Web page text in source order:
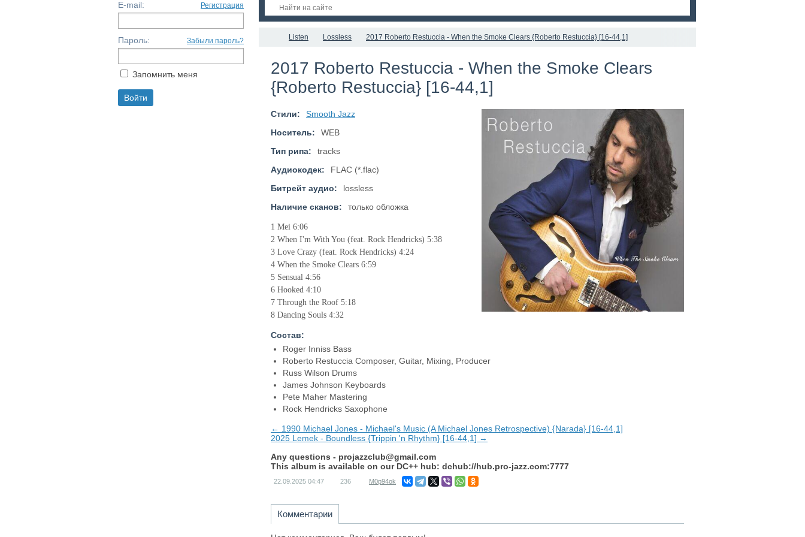
Listen Lossless 2017 Roberto Restuccia - When the Smoke Clears {Roberto Restuccia} [16-44,1]
2017 Roberto Restuccia - When the Smoke Clears
{Roberto Restuccia} [16-44,1]
Стили:
Smooth Jazz
Носитель:
WEB
Тип рипа:
tracks
Аудиокодек:
FLAC (*.flac)
Битрейт аудио:
lossless
Наличие сканов:
только обложка
1 Mei 6:06
2 When I'm With You (feat. Rock Hendricks) 5:38
3 Love Crazy (feat. Rock Hendricks) 4:24
4 When the Smoke Clears 6:59
5 Sensual 4:56
6 Hooked 4:10
7 Through the Roof 5:18
8 Dancing Souls 4:32
Состав:
Roger Inniss Bass
Roberto Restuccia Composer, Guitar, Mixing, Producer
Russ Wilson Drums
James Johnson Keyboards
Pete Maher Mastering
Rock Hendricks Saxophone
← 1990 Michael Jones - Michael's Music (A Michael Jones Retrospective) {Narada} [16-44,1]
2025 Lemek - Boundless {Trippin 'n Rhythm} [16-44,1] →
Any questions - projazzclub@gmail.com
This album is available on our DC++ hub: dchub://hub.pro-jazz.com:7777
22.09.2025 04:47 236 M0p94ok
Комментарии
E-mail: Регистрация
Пароль: Забыли пароль?
Запомнить меня